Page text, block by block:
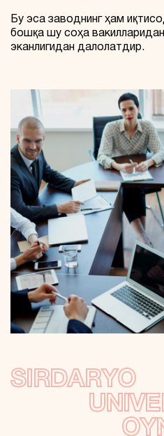
Бу эса заводнинг ҳам
бошқа шу соҳа
эканлигидан далолатдир.
SIRDARYO